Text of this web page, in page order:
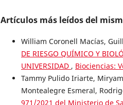
Artículos más leídos del
William Coronell Macías,
DE RIESGO QUÍMICO Y
UNIVERSIDAD , Biociencias:
Tammy Pulido Iriarte,
Montealegre Esmeral,
971/2021 del Ministerio de